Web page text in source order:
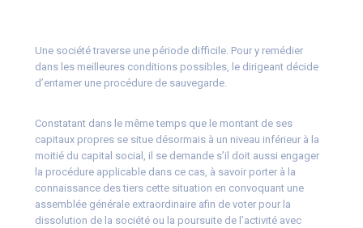
Une société traverse une période difficile. Pour y remédier
dans les meilleures conditions possibles, le dirigeant décide
d’entamer une procédure de sauvegarde.
Constatant dans le même temps que le montant de ses
capitaux propres se situe désormais à un niveau inférieur à la
moitié du capital social, il se demande s’il doit aussi engager
la procédure applicable dans ce cas, à savoir porter à la
connaissance des tiers cette situation en convoquant une
assemblée générale extraordinaire afin de voter pour la
dissolution de la société ou la poursuite de l’activité avec